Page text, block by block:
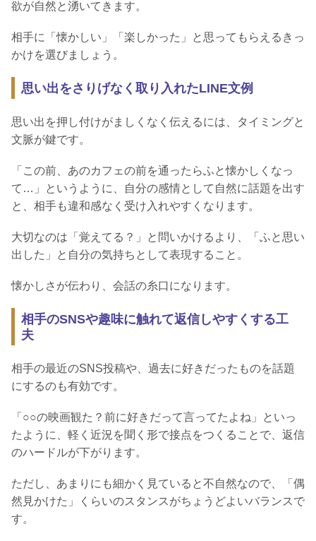
欲が自然と湧いてきます。
相手に「懐かしい」「楽しかった」と思ってもらえるきっ
かけを選びましょう。
思い出をさりげなく取り入れたLINE文例
思い出を押し付けがましくなく伝えるには、タイミングと
文脈が鍵です。
「この前、あのカフェの前を通ったらふと懐かしくなっ
て…」というように、自分の感情として自然に話題を出す
と、相手も違和感なく受け入れやすくなります。
大切なのは「覚えてる？」と問いかけるより、「ふと思い
出した」と自分の気持ちとして表現すること。
懐かしさが伝わり、会話の糸口になります。
相手のSNSや趣味に触れて返信しやすくする工
夫
相手の最近のSNS投稿や、過去に好きだったものを話題
にするのも有効です。
「○○の映画観た？前に好きだって言ってたよね」といっ
たように、軽く近況を聞く形で接点をつくることで、返信
のハードルが下がります。
ただし、あまりにも細かく見ていると不自然なので、「偶
然見かけた」くらいのスタンスがちょうどよいバランスで
す。